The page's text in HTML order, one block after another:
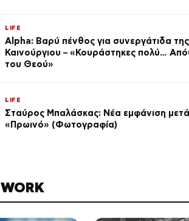
LIFE
Alpha: Βαρύ πένθος για συνεργάτιδα
Καινούργιου – «Κουράστηκες πολύ…
του Θεού»
LIFE
Σταύρος Μπαλάσκας: Νέα εμφάνιση
«Πρωινό» (Φωτογραφία)